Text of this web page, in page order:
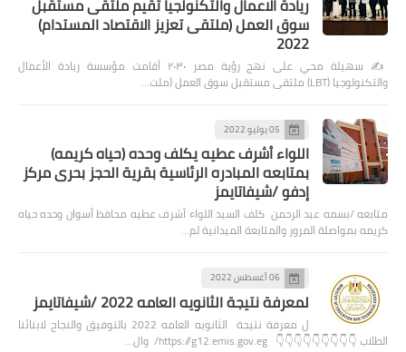
سوق العمل (ملتقى تعزيز الاقتصاد المستدام)
2022
✍️ سهيلة محي على نهج رؤية مصر ٢٠٣٠ أقامت مؤسسة ريادة الأعمال
والتكنولوجيا (LBT) ملتقى مستقبل سوق العمل (ملت…
05 يوليو 2022
اللواء أشرف عطيه يكلف وحده (حياه كريمه)
بمتابعه المبادره الرئاسية بقرية الحجز بحرى مركز
إدفو /شيفاتايمز
متابعه /بسمه عبد الرحمن كلف السيد اللواء أشرف عطيه محافظ أسوان وحده حياه
كريمه بمواصلة المرور والمتابعة الميدانية لم…
06 أغسطس 2022
لمعرفة نتيجة الثانويه العامه 2022 /شيفاتايمز
ل معرفة نتيجة الثانويه العامه 2022 بالتوفيق والنجاح لابنائنا
الطلاب 👇👇👇👇👇👇👇👇👇 https://g12.emis.gov.eg/ وال…